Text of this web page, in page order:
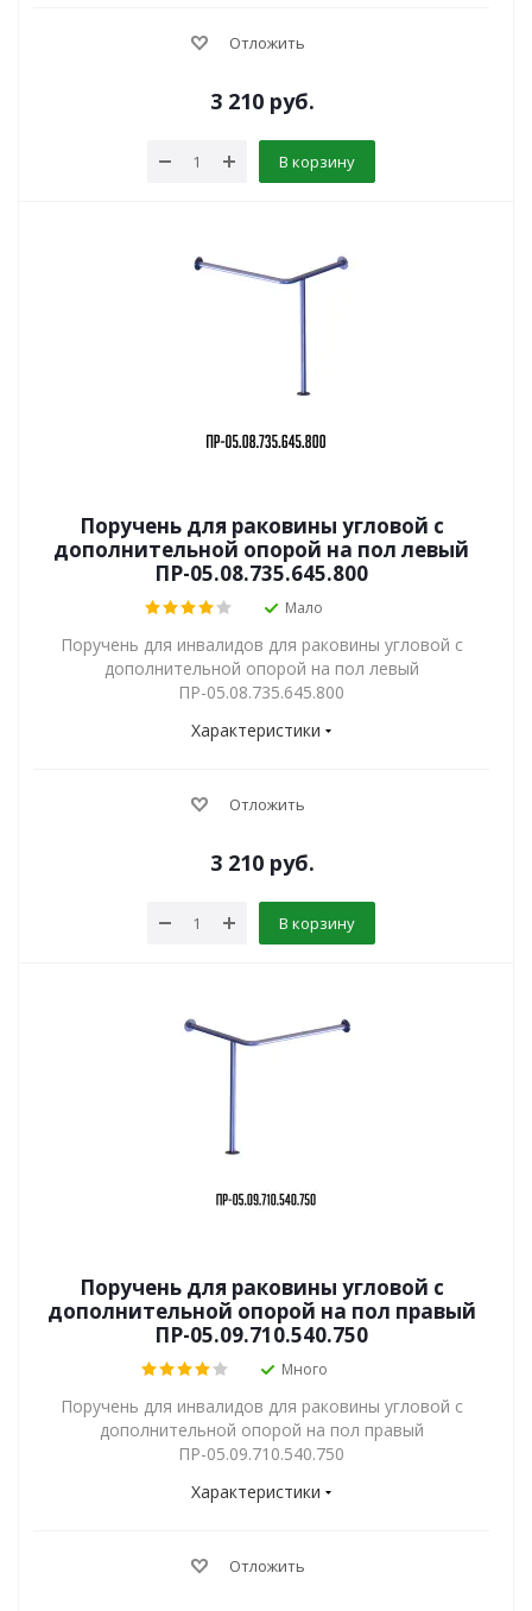
Отложить
3 210руб.
В корзину
Поручень для раковины угловой с
дополнительной опорой на пол левый
ПР-05.08.735.645.800
Мало
Поручень для инвалидов для раковины угловой с
дополнительной опорой на пол левый
ПР-05.08.735.645.800
Характеристики
Отложить
3 210руб.
В корзину
Поручень для раковины угловой с
дополнительной опорой на пол правый
ПР-05.09.710.540.750
Много
Поручень для инвалидов для раковины угловой с
дополнительной опорой на пол правый
ПР-05.09.710.540.750
Характеристики
Отложить